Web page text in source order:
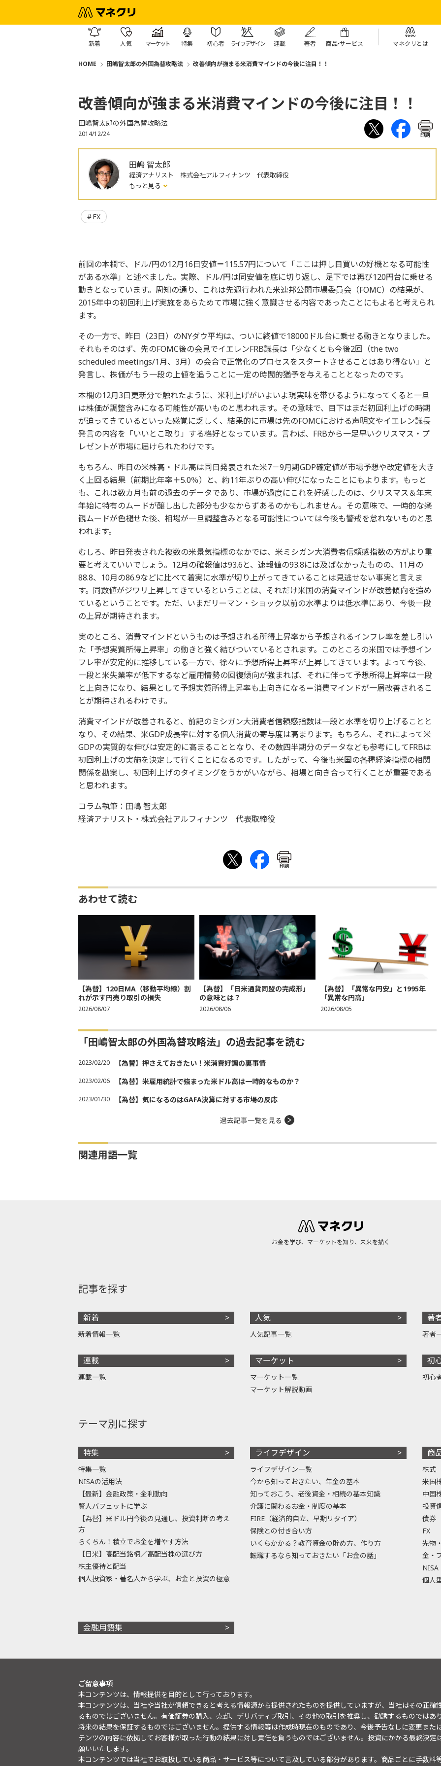
新着 人気 マーケット 特集 初心者 ライフデザイン 連載 著者 商品・サービス マネクリとは
HOME 田嶋智太郎の外国為替攻略法 改善傾向が強まる米消費マインドの今後に注目！！
改善傾向が強まる米消費マインドの今後に注目！！
田嶋智太郎の外国為替攻略法
2014/12/24 印刷
田嶋 智太郎
経済アナリスト 株式会社アルフィナンツ 代表取締役
もっと見る
FX
前回の本欄で、ドル/円の12月16日安値＝115.57円について「ここは押し目買いの好機となる可能性
がある水準」と述べました。実際、ドル/円は同安値を底に切り返し、足下では再び120円台に乗せる
動きとなっています。周知の通り、これは先週行われた米連邦公開市場委員会（FOMC）の結果が、
2015年中の初回利上げ実施をあらためて市場に強く意識させる内容であったことにもよると考えられ
ます。
その一方で、昨日（23日）のNYダウ平均は、ついに終値で18000ドル台に乗せる動きとなりました。
それもそのはず、先のFOMC後の会見でイエレンFRB議長は「少なくとも今後2回（the two
scheduled meetings/1月、3月）の会合で正常化のプロセスをスタートさせることはあり得ない」と
発言し、株価がもう一段の上値を追うことに一定の時間的猶予を与えることとなったのです。
本欄の12月3日更新分で触れたように、米利上げがいよいよ現実味を帯びるようになってくると一旦
は株価が調整含みになる可能性が高いものと思われます。その意味で、目下はまだ初回利上げの時期
が迫ってきているといった感覚に乏しく、結果的に市場は先のFOMCにおける声明文やイエレン議長
発言の内容を「いいとこ取り」する格好となっています。言わば、FRBから一足早いクリスマス・プ
レゼントが市場に届けられたわけです。
もちろん、昨日の米株高・ドル高は同日発表された米7－9月期GDP確定値が市場予想や改定値を大き
く上回る結果（前期比年率＋5.0％）と、約11年ぶりの高い伸びになったことにもよります。もっと
も、これは数カ月も前の過去のデータであり、市場が過度にこれを好感したのは、クリスマス＆年末
年始に特有のムードが醸し出した部分も少なからずあるのかもしれません。その意味で、一時的な楽
観ムードが色褪せた後、相場が一旦調整含みとなる可能性については今後も警戒を怠れないものと思
われます。
むしろ、昨日発表された複数の米景気指標のなかでは、米ミシガン大消費者信頼感指数の方がより重
要と考えていいでしょう。12月の確報値は93.6と、速報値の93.8には及ばなかったものの、11月の
88.8、10月の86.9などに比べて着実に水準が切り上がってきていることは見逃せない事実と言えま
す。同数値がジワリ上昇してきているということは、それだけ米国の消費マインドが改善傾向を強め
ているということです。ただ、いまだリーマン・ショック以前の水準よりは低水準にあり、今後一段
の上昇が期待されます。
実のところ、消費マインドというものは予想される所得上昇率から予想されるインフレ率を差し引い
た「予想実質所得上昇率」の動きと強く結びついているとされます。このところの米国では予想イン
フレ率が安定的に推移している一方で、徐々に予想所得上昇率が上昇してきています。よって今後、
一段と米失業率が低下するなど雇用情勢の回復傾向が強まれば、それに伴って予想所得上昇率は一段
と上向きになり、結果として予想実質所得上昇率も上向きになる＝消費マインドが一層改善されるこ
とが期待されるわけです。
消費マインドが改善されると、前記のミシガン大消費者信頼感指数は一段と水準を切り上げることと
なり、その結果、米GDP成長率に対する個人消費の寄与度は高まります。もちろん、それによって米
GDPの実質的な伸びは安定的に高まることとなり、その数四半期分のデータなども参考にしてFRBは
初回利上げの実施を決定して行くことになるのです。したがって、今後も米国の各種経済指標の相関
関係を勘案し、初回利上げのタイミングをうかがいながら、相場と向き合って行くことが重要である
と思われます。
コラム執筆：田嶋 智太郎
経済アナリスト・株式会社アルフィナンツ 代表取締役
印刷
あわせて読む
【為替】120日MA（移動平均線）割
れが示す円売り取引の損失
2026/08/07
【為替】「日米通貨同盟の完成形」
の意味とは？
2026/08/06
【為替】「異常な円安」と1995年
「異常な円高」
2026/08/05
「田嶋智太郎の外国為替攻略法」の過去記事を読む
2023/02/20 【為替】押さえておきたい！米消費好調の裏事情
2023/02/06 【為替】米雇用統計で強まった米ドル高は一時的なものか？
2023/01/30 【為替】気になるのはGAFA決算に対する市場の反応
過去記事一覧を見る
関連用語一覧
お金を学び、マーケットを知り、未来を描く
記事を探す
新着
新着情報一覧
連載
連載一覧
人気
人気記事一覧
マーケット
マーケット一覧
マーケット解説動画
著
著者
初
初心
テーマ別に探す
特集
特集一覧
NISAの活用法
【最新】金融政策・金利動向
賢人バフェットに学ぶ
【為替】米ドル円今後の見通し、投資判断の考え
方
らくちん！積立でお金を増やす方法
【日米】高配当銘柄／高配当株の選び方
株主優待と配当
個人投資家・著名人から学ぶ、お金と投資の極意
ライフデザイン
ライフデザイン一覧
今から知っておきたい、年金の基本
知っておこう、老後資金・相続の基本知識
介護に関わるお金・制度の基本
FIRE（経済的自立、早期リタイア）
保険との付き合い方
いくらかかる？教育資金の貯め方、作り方
転職するなら知っておきたい「お金の話」
商
株式
米国
中国
投資
債券
FX
先物
金・
NISA
個人
金融用語集
ご留意事項
本コンテンツは、情報提供を目的として行っております。
本コンテンツは、当社や当社が信頼できると考える情報源から提供されたものを提供していますが、当社はその正
るものではございません。有価証券の購入、売却、デリバティブ取引、その他の取引を推奨し、勧誘するものでは
将来の結果を保証するものではございません。提供する情報等は作成時現在のものであり、今後予告なしに変更また
テンツの内容に依拠してお客様が取った行動の結果に対し責任を負うものではございません。投資にかかる最終決
願いいたします。
本コンテンツでは当社でお取扱している商品・サービス等について言及している部分があります。商品ごとに手数料